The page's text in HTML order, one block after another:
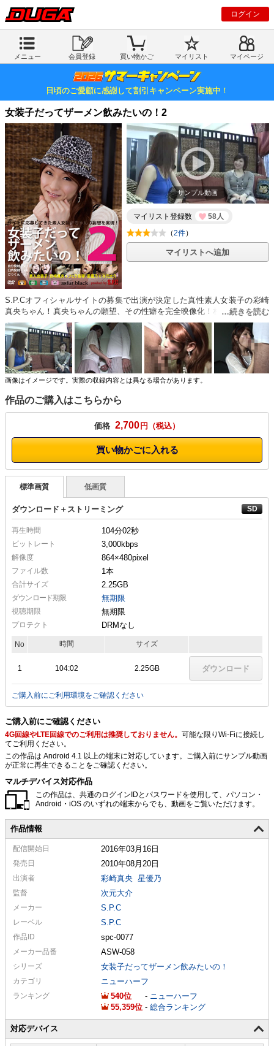
ログイン
メニュー 会員登録 買い物かご マイリスト マイページ
日頃のご愛顧に感謝して割引キャンペーン実施中！
女装子だってザーメン飲みたいの！2
サンプル動画
マイリスト登録数
58人
（2件）
マイリストへ追加
S.P.Cオフィシャルサイトの募集で出演が決定した真性素人女装子の彩崎
真央ちゃん！真央ちゃんの願望、その性癖を完全映像化！相手役に豪華、
星優乃ちゃんが参戦。インタビューから、フェラ指導、精飲実践、アナル
バイブ責め等、変態男達と星優乃が真央ちゃんを責める超マニアックリア
ル映像をお楽しみ下さい！（asfur black）
画像はイメージです。実際の収録内容とは異なる場合があります。
作品のご購入はこちらから
価格 2,700 円
買い物かごに入れる
標準画質 低画質
ダウンロード＋ストリーミング
再生時間 104分02秒
ビットレート 3,000kbps
解像度 864×480pixel
ファイル数 1本
合計サイズ 2.25GB
ダウンロード期限 無期限
視聴期限 無期限
プロテクト DRMなし
No 時間 サイズ
1 104:02 2.25GB ダウンロード
ご購入前にご利用環境をご確認ください
ご購入前にご確認ください
4G回線やLTE回線でのご利用は推奨しておりません。 可能な限りWi-Fiに接続し
てご利用ください。
この作品は Android 4.1 以上の端末に対応しています。ご購入前にサンプル動画
が正常に再生できることをご確認ください。
マルチデバイス対応作品
この作品は、共通のログインIDとパスワードを使用して、パソコン・
Android・iOS のいずれの端末からでも、動画をご覧いただけます。
作品情報
配信開始日 2016年03月16日
発売日 2010年08月20日
出演者 彩崎真央 星優乃
監督 次元大介
メーカー S.P.C
レーベル S.P.C
作品ID spc-0077
メーカー品番 ASW-058
シリーズ 女装子だってザーメン飲みたいの！
カテゴリ ニューハーフ
ランキング 540 - ニューハーフ
55,359
- 総合ランキング
対応デバイス